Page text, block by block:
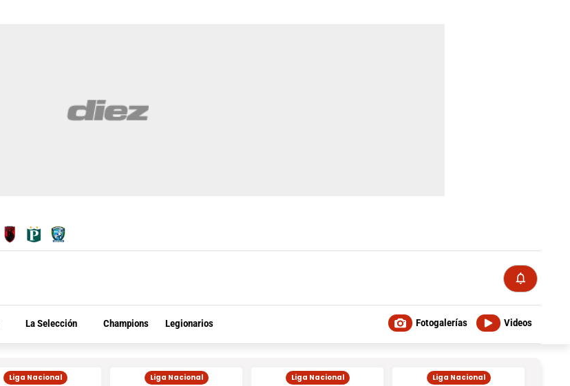
La Selección Champions Legionarios Videos
Fotogalerías
Liga Nacional Liga Nacional Liga Nacional Liga Nacional